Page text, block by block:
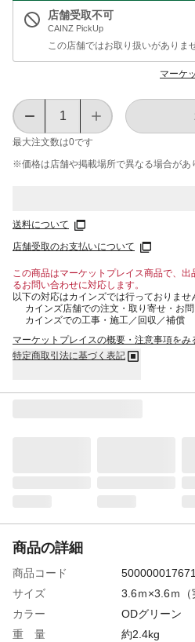
店舗受取不可
CAINZ PickUp
この店舗ではお取り扱いがありま
マーケ
最大注文数は0です
※価格は​店舗や​掲載場所で​異なる​場合が​あ
送料について
店舗受取のお支払いについて
この商品はマーケットプレイス商品で、
るお問い合わせに対応します。
以下の対応はカインズでは行っておりませ
カインズ店舗での注文・取り寄せ・お
カインズでの工事・施工／回収／補償
マーケットプレイスの概要・注意事項をみ
特定商取引法に基づく表記
商品の詳細
商品コード
サイズ
3.6ｍ×3.6ｍ（
カラー
ODグリーン
重 量
約2.4kg